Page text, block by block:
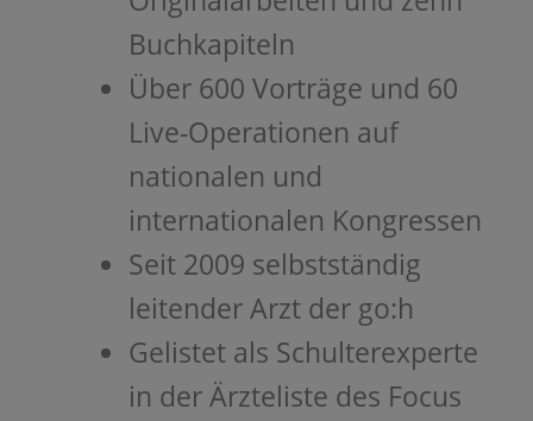
Buchkapiteln
Über 600 Vorträge und 60
Live-Operationen auf
nationalen und
internationalen Kongressen
Seit 2009 selbstständig
leitender Arzt der go:h
Gelistet als Schulterexperte
in der Ärzteliste des Focus